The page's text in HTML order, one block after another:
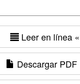
Leer en línea
Descargar PDF